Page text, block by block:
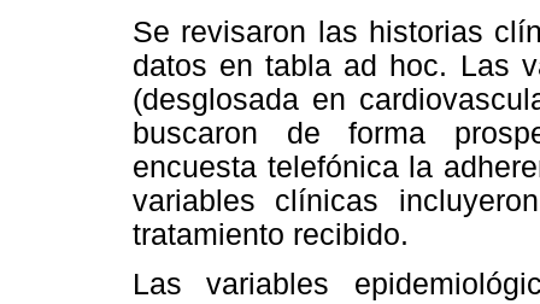
Se revisaron las historias
datos en tabla ad hoc. Las
(desglosada en
buscaron de forma
encuesta telefónica la
variables clínicas
tratamiento recibido.
Las variables